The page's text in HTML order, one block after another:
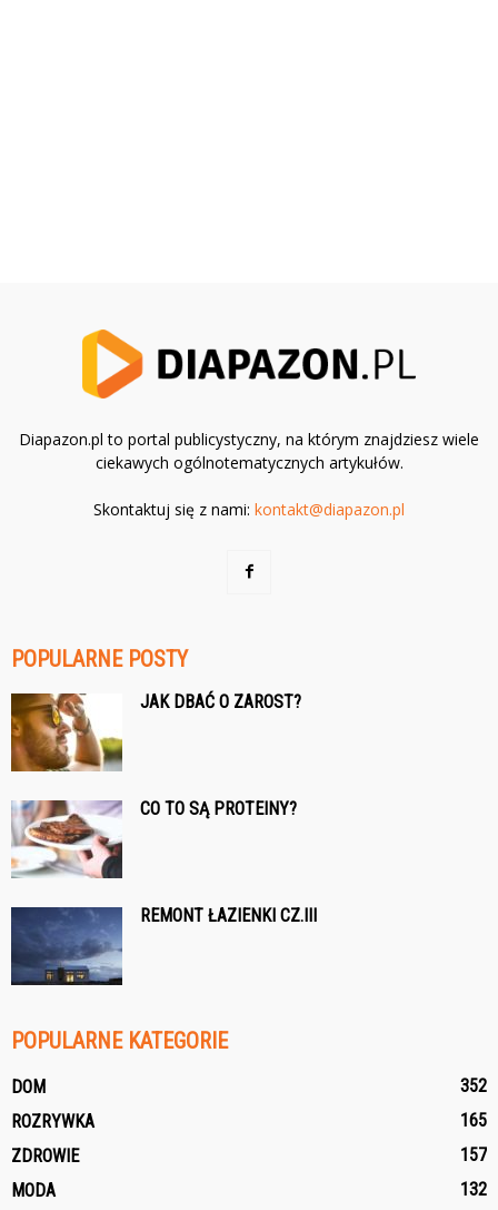
Diapazon.pl to portal publicystyczny, na którym znajdziesz wiele
ciekawych ogólnotematycznych artykułów.
Skontaktuj się z nami: kontakt@diapazon.pl
POPULARNE POSTY
JAK DBAĆ O ZAROST?
CO TO SĄ PROTEINY?
REMONT ŁAZIENKI CZ.III
POPULARNE KATEGORIE
DOM
352
ROZRYWKA
165
ZDROWIE
157
MODA
132